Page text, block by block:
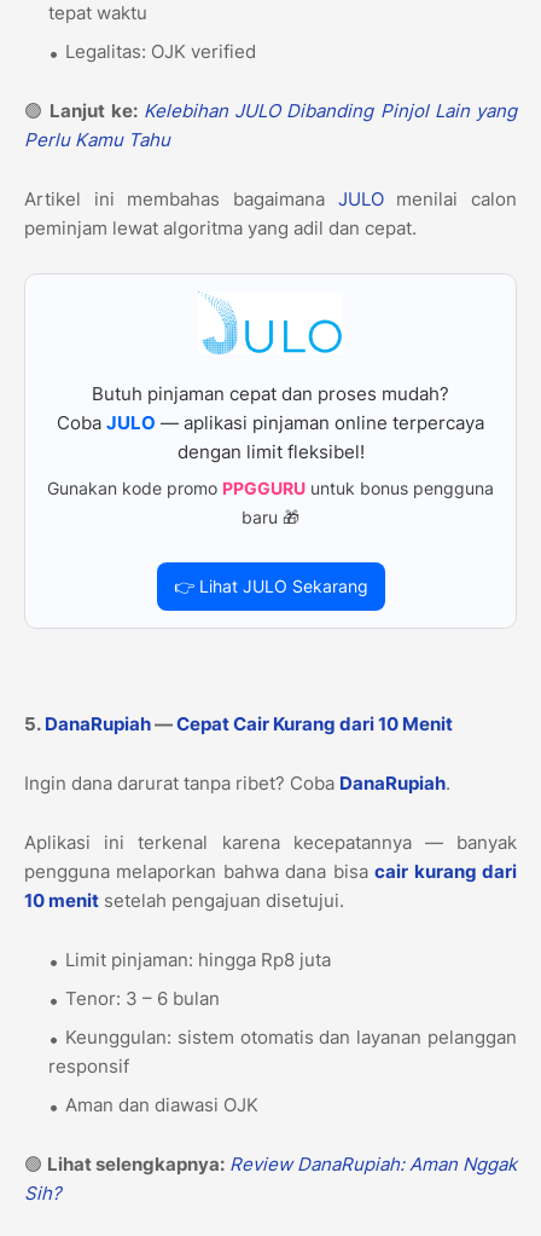
tepat waktu
Legalitas: OJK verified
🟢 Lanjut ke: Kelebihan JULO Dibanding Pinjol Lain yang
Perlu Kamu Tahu
Artikel ini membahas bagaimana JULOmenilai calon
peminjam lewat algoritma yang adil dan cepat.
Butuh pinjaman cepat dan proses mudah?
Coba JULO — aplikasi pinjaman online terpercaya
dengan limit fleksibel!
Gunakan kode promo PPGGURU untuk bonus pengguna
baru 🎁
👉 Lihat JULO Sekarang
5. DanaRupiah—Cepat Cair Kurang dari 10 Menit
Ingin dana darurat tanpa ribet? Coba DanaRupiah.
Aplikasi ini terkenal karena kecepatannya — banyak
pengguna melaporkan bahwa dana bisacair kurang dari
10 menit setelah pengajuan disetujui.
Limit pinjaman: hingga Rp8 juta
Tenor: 3 – 6 bulan
Keunggulan: sistem otomatis dan layanan pelanggan
responsif
Aman dan diawasi OJK
🟢 Lihat selengkapnya: Review DanaRupiah: Aman Nggak
Sih?